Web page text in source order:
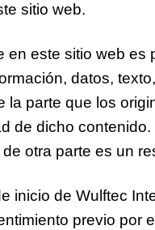
sitio web.
en este sitio web
datos,
la parte que los
de dicho
otra parte es un
inicio de Wulftec
previo por